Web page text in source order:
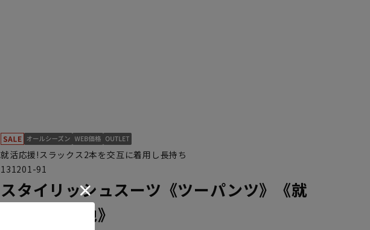
就活応援!スラックス2本を交互に着用し長持ち
131201-91
スタイリッシュスーツ《ツーパンツ》《就
活》《黒無地》